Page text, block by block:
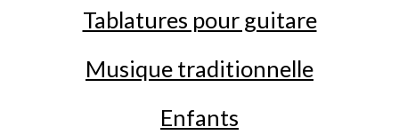
Tablatures pour guitare
Musique traditionnelle
Enfants